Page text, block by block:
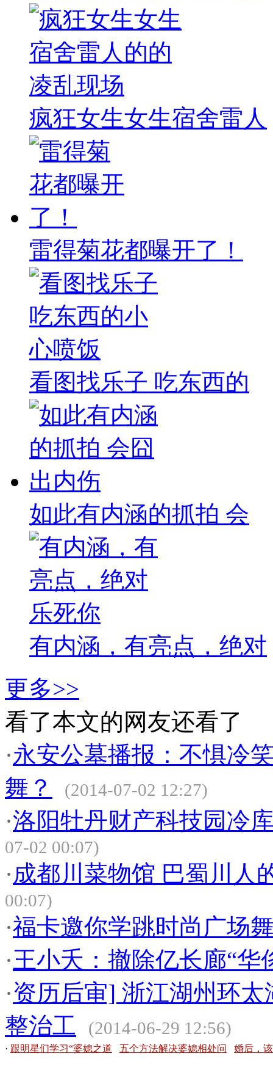
疯狂女生女生宿舍雷人
雷得菊花都曝开了！
看图找乐子 吃东西的
如此有内涵的抓拍 会
有内涵，有亮点，绝对
更多>>
看了本文的网友还看了
·永安公墓播报：不惧冷
舞？
(2014-07-02 12:27)
·洛阳牡丹财产科技园冷
07-02 00:07)
·成都川菜物馆 巴蜀川人
00:07)
·福卡邀你学跳时尚广场
·王小夭：撤除亿长廊“
·资历后审] 浙江湖州环
整治工
(2014-06-29 12:56)
· 跟明星们学习“婆媳之道 五个方法解决婆媳相处问 婚后，